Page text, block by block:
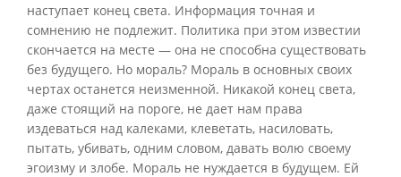
наступает конец света. Информация точная и
сомнению не подлежит. Политика при этом известии
скончается на месте — она не способна существовать
без будущего. Но мораль? Мораль в основных своих
чертах останется неизменной. Никакой конец света,
даже стоящий на пороге, не дает нам права
издеваться над калеками, клеветать, насиловать,
пытать, убивать, одним словом, давать волю своему
эгоизму и злобе. Мораль не нуждается в будущем. Ей